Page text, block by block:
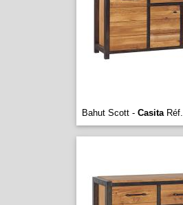
Bahut Scott - CasitaRéf.